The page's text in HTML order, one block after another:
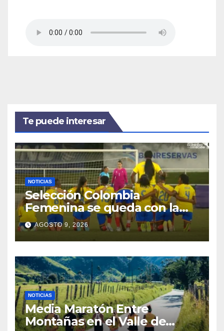
Te puede interesar
NOTICIAS
Selección Colombia
Femenina se queda con la
plata: dramática derrota ante
México en los Juegos
Centroamericanos y del
Caribe
AGOSTO 9, 2026
NOTICIAS
Media Maratón Entre
Montañas en el Valle de